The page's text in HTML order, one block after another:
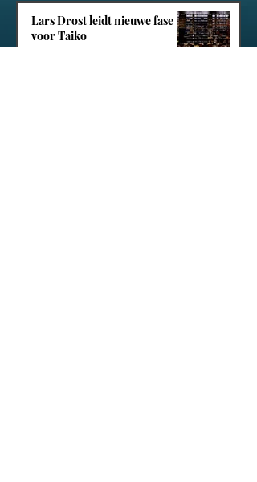
Lars Drost leidt nieuwe fase
voor Taiko